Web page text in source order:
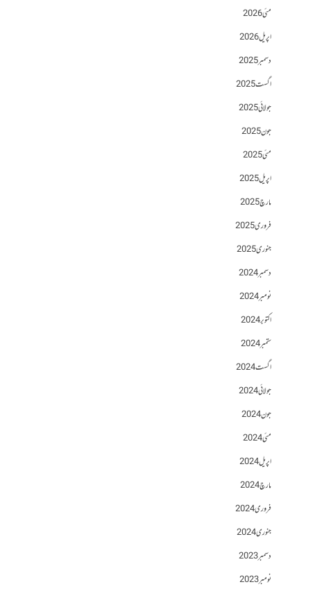
مئی 2026
اپریل 2026
دسمبر 2025
اگست 2025
جولائی 2025
جون 2025
مئی 2025
اپریل 2025
مارچ 2025
فروری 2025
جنوری 2025
دسمبر 2024
نومبر 2024
اکتوبر 2024
ستمبر 2024
اگست 2024
جولائی 2024
جون 2024
مئی 2024
اپریل 2024
مارچ 2024
فروری 2024
جنوری 2024
دسمبر 2023
نومبر 2023